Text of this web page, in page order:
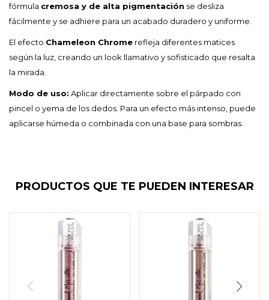
fórmula cremosa y de alta pigmentación se desliza
fácilmente y se adhiere para un acabado duradero y uniforme.
El efecto Chameleon Chrome refleja diferentes matices
según la luz, creando un look llamativo y sofisticado que resalta
la mirada.
Modo de uso: Aplicar directamente sobre el párpado con
pincel o yema de los dedos. Para un efecto más intenso, puede
aplicarse húmeda o combinada con una base para sombras.
PRODUCTOS QUE TE PUEDEN INTERESAR